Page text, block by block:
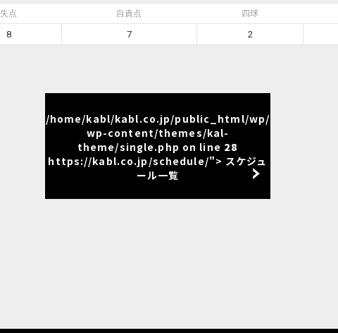
失点 自責点 四球
8 7 2
/home/kabl/kabl.co.jp/public_html/wp/
wp-content/themes/kal-
theme/single.php on line 28
https://kabl.co.jp/schedule/"> スケジュ
ール一覧